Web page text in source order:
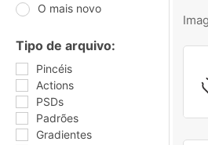
O mais novo
Tipo de arquivo:
Pincéis
Actions
PSDs
Padrões
Gradientes